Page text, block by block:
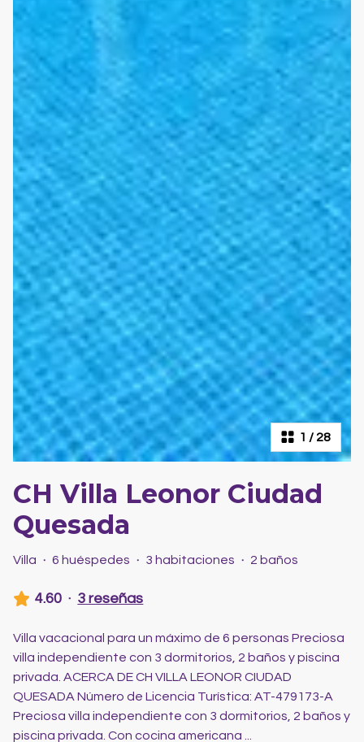
1 / 28
CH Villa Leonor Ciudad
Quesada
Villa · 6 huéspedes · 3 habitaciones · 2 baños
4.60 · 3 reseñas
Villa vacacional para un máximo de 6 personas Preciosa
villa independiente con 3 dormitorios, 2 baños y piscina
privada. ACERCA DE CH VILLA LEONOR CIUDAD
QUESADA Número de Licencia Turística: AT-479173-A
Preciosa villa independiente con 3 dormitorios, 2 baños y
piscina privada. Con cocina americana